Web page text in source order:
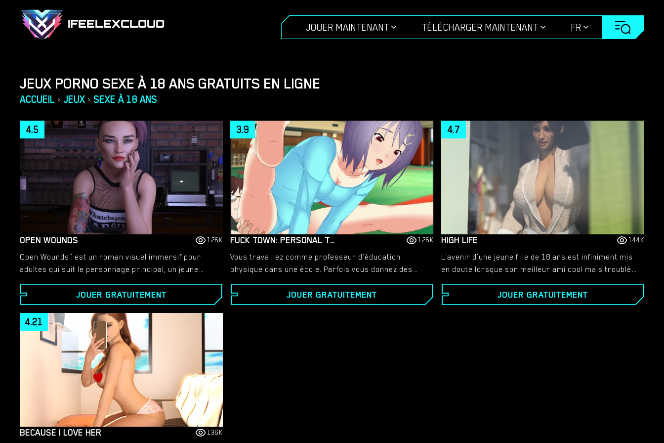
IFEELEXCLOUD JOUER MAINTENANT TÉLÉCHARGER MAINTENANT FR
JEUX PORNO SEXE À 18 ANS GRATUITS EN LIGNE
ACCUEIL › JEUX › SEXE À 18 ANS
OPEN WOUNDS
4.5
126K
Open Wounds" est un roman visuel immersif pour
adultes qui suit le personnage principal, un jeune
homme hanté par le meurtre brutal de ses parents.
De nouvelles pistes sur leur assassin le voient devoir
se lancer dans un dangereux réseau de crime, de
tromperie et de trahison personnelle.
JOUER GRATUITEMENT
FUCK TOWN: PERSONAL TRAININGS
3.9
126K
Vous travaillez comme professeur d’éducation
physique dans une école. Parfois vous donnez des
cours particuliers à vos élèves. Aujourd'hui, vous
avez une jeune et sexy étudiante nommée Jane. Elle
est prête à s'entraîner avec votre barre et à en tirer
JOUER GRATUITEMENT
HIGH LIFE
4.7
144K
L'avenir d'une jeune fille de 18 ans est infiniment mis
en doute lorsque son meilleur ami cool mais troublé
lui fait découvrir un monde de sexe, de drogue et
d'alcool. - Eleanor est une étudiante brillante et
talentueuse issue d'une famille respectable. Ses
JOUER GRATUITEMENT
BECAUSE I LOVE HER
4.21
136K